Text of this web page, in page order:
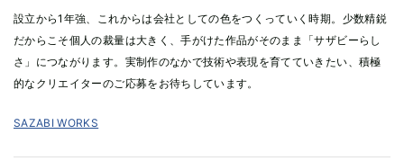
設立から1年強、これからは会社としての色をつくっていく時期。少数精鋭
だからこそ個人の裁量は大きく、手がけた作品がそのまま「サザビーらし
さ」につながります。実制作のなかで技術や表現を育てていきたい、積極
的なクリエイターのご応募をお待ちしています。
SAZABI WORKS